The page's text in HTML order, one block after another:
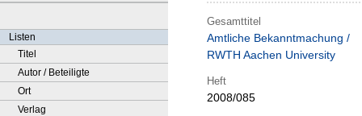
Listen
Titel
Autor / Beteiligte
Ort
Verlag
Gesamttitel
Amtliche Bekanntmachung /
RWTH Aachen University
Heft
2008/085